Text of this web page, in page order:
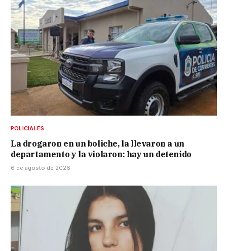
POLICIALES
La drogaron en un boliche, la llevaron a un
departamento y la violaron: hay un detenido
6 de agosto de 2026